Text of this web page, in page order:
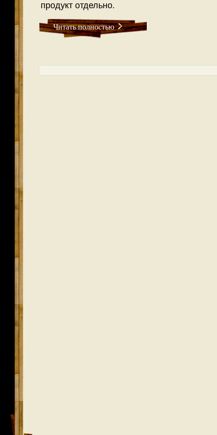
продукт отдельно.
Читать полностью